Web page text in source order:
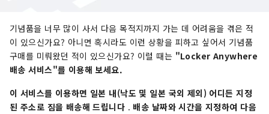
기념품을 너무 많이 사서 다음 목적지까지 가는 데 어려움을 겪은 적
이 있으신가요? 아니면 혹시라도 이런 상황을 피하고 싶어서 기념품
구매를 미뤄왔던 적이 있으신가요? 이럴 때는 "Locker Anywhere
배송 서비스"를 이용해 보세요.
이 서비스를 이용하면 일본 내(낙도 및 일본 국외 제외) 어디든 지정
된 주소로 짐을 배송해 드립니다 . 배송 날짜와 시간을 지정하여 다음